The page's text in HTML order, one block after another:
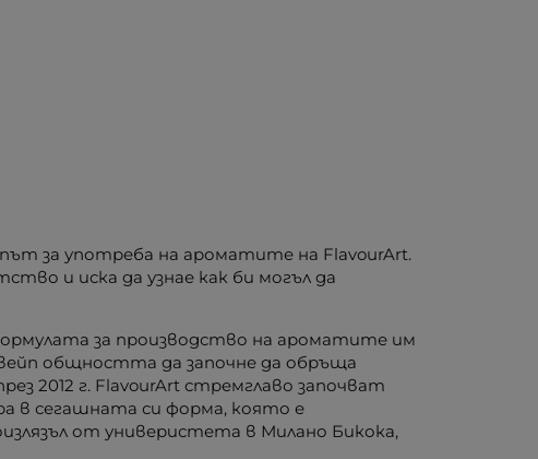
за употреба на ароматите на FlavourArt.
и иска да узнае как би могъл да
за производство на ароматите им
общността да започне да обръща
2012 г. FlavourArt стремглаво започват
в сегашната си форма, която е
от универистета в Милано Бикока,